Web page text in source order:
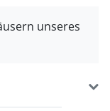
unseres